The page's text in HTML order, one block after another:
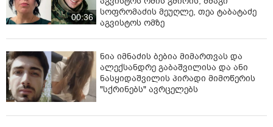
00:36
სოფრომაძის მეუღლე, თეა ტაბატაძე
აგვისტოს ომზე
ნია იმნაძის ბებია მიმართვას და
ალექსანდრე გაბაშვილისა და ანი
ნასყიდაშვილის პირადი მიმოწერის
"სქრინებს" ავრცელებს